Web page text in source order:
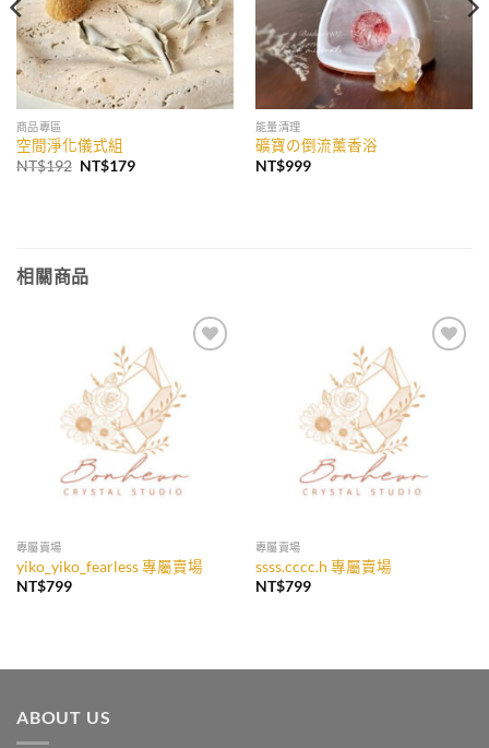
商品專區
空間淨化儀式組
NT$192 原
NT$179目
能量清理
礦寶の倒流薰香浴
NT$999
相關商品
專屬賣場
yiko_yiko_fearless 專屬賣場
NT$799
專屬賣場
ssss.cccc.h 專屬賣場
NT$799
ABOUT US